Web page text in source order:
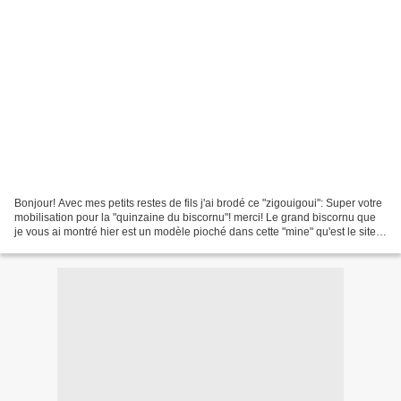
Bonjour! Avec mes petits restes de fils j'ai brodé ce "zigouigoui": Super votre
mobilisation pour la "quinzaine du biscornu"! merci! Le grand biscornu que
je vous ai montré hier est un modèle pioché dans cette "mine" qu'est le site